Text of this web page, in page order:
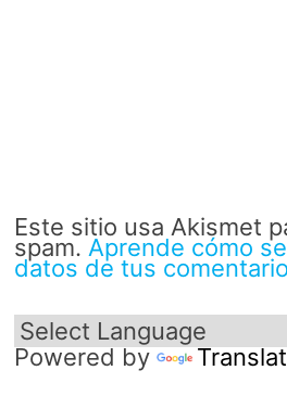
Este sitio usa Akismet
spam. Aprende cómo
datos de tus
Powered by